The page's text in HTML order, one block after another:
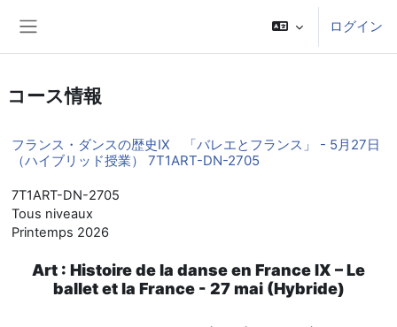
ログイン
コース情報
フランス・ダンスの歴史IX 「バレエとフランス」 - 5月27日
（ハイブリッド授業） 7T1ART-DN-2705
7T1ART-DN-2705
Tous niveaux
Printemps 2026
Art : Histoire de la danse en France IX – Le
ballet et la France - 27 mai (Hybride)